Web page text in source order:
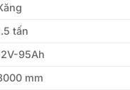
tấn
95Ah
mm